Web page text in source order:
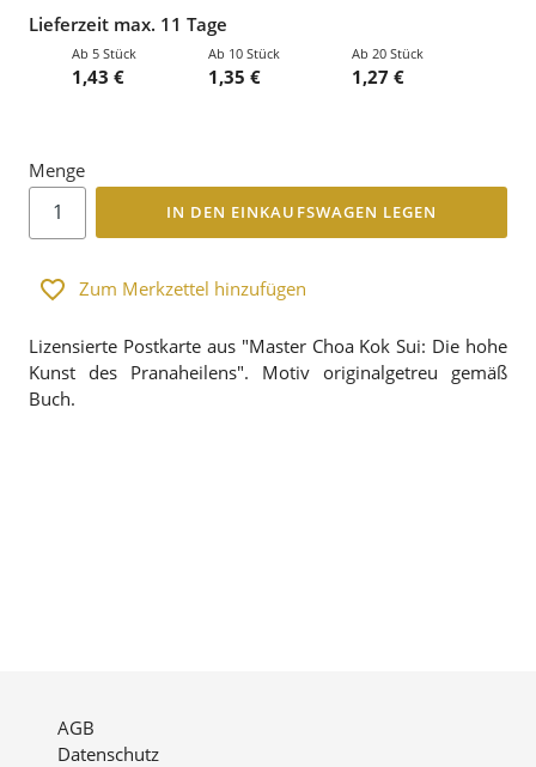
Lieferzeit max. 11 Tage
Ab 5 Stück
1,43 €
Ab 10 Stück
1,35 €
Ab 20 Stück
1,27 €
Menge
IN DEN EINKAUFSWAGEN LEGEN
Zum Merkzettel hinzufügen
Lizensierte Postkarte aus "Master Choa Kok Sui: Die hohe
Kunst des Pranaheilens". Motiv originalgetreu gemäß
Buch.
AGB
Datenschutz